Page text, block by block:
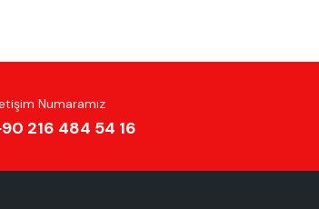
Numaramız
216 484 54 16